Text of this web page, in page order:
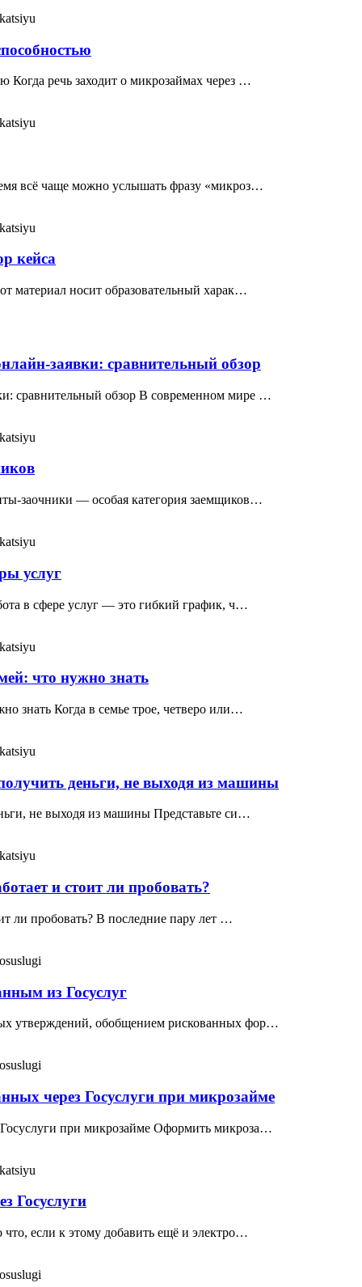
Когда речь заходит о микрозаймах через …
всё чаще можно услышать фразу «микроз…
кейса
материал носит образовательный харак…
заявки: сравнительный обзор
сравнительный обзор В современном мире …
заочники — особая категория заемщиков…
услуг
в сфере услуг — это гибкий график, ч…
что нужно знать
знать Когда в семье трое, четверо или…
деньги, не выходя из машины
не выходя из машины Представьте си…
и стоит ли пробовать?
ли пробовать? В последние пару лет …
из Госуслуг
утверждений, обобщением рискованных фор…
через Госуслуги при микрозайме
при микрозайме Оформить микроза…
Госуслуги
если к этому добавить ещё и электро…